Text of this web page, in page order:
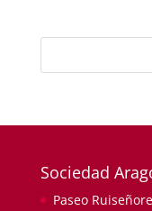
Sociedad
Paseo